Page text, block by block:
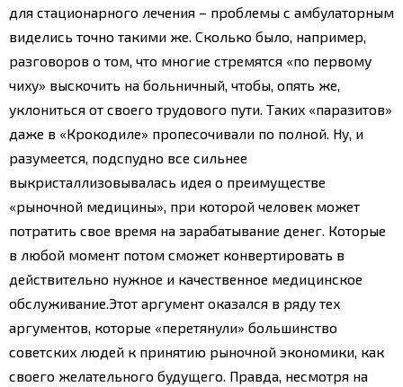
для стационарного лечения – проблемы с амбулаторным
виделись точно такими же. Сколько было, например,
разговоров о том, что многие стремятся «по первому
чиху» выскочить на больничный, чтобы, опять же,
уклониться от своего трудового пути. Таких «паразитов»
даже в «Крокодиле» пропесочивали по полной. Ну, и
разумеется, подспудно все сильнее
выкристаллизовывалась идея о преимуществе
«рыночной медицины», при которой человек может
потратить свое время на зарабатывание денег. Которые
в любой момент потом сможет конвертировать в
действительно нужное и качественное медицинское
обслуживание. Этот аргумент оказался в ряду тех
аргументов, которые «перетянули» большинство
советских людей к принятию рыночной экономики, как
своего желательного будущего. Правда, несмотря на